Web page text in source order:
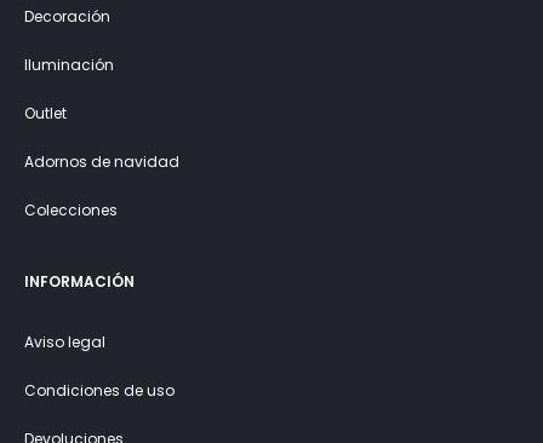
Decoración
Iluminación
Outlet
Adornos de navidad
Colecciones
INFORMACIÓN
Aviso legal
Condiciones de uso
Devoluciones